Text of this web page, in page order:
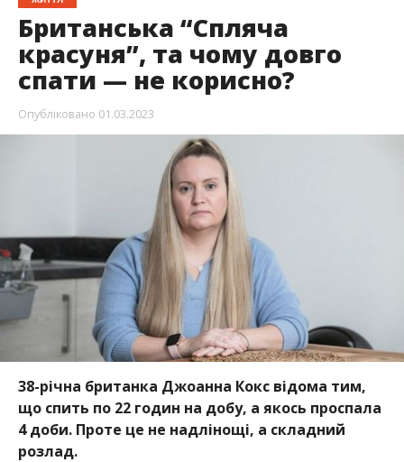
Британська “Спляча
красуня”, та чому довго
спати — не корисно?
Опубліковано 01.03.2023
38-річна британка Джоанна Кокс відома тим,
що спить по 22 годин на добу, а якось проспала
4 доби. Проте це не надлінощі, а складний
розлад.